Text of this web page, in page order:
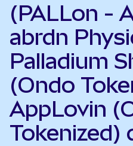
(PALLon -
abrdn
Palladium
(Ondo
AppLovin
Tokenized)